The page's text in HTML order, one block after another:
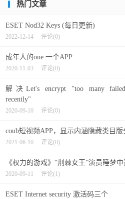
热门文章
ESET Nod32 Keys (每日更新)
2022-12-14 评论(0)
成年人的one 一个APP
2020-11-03 评论(0)
解决Let's encrypt "too many failed
recently"
2020-09-10 评论(0)
coub短视频APP，显示内涵隐藏类目版
2021-06-10 评论(0)
《权力的游戏》“荆棘女王”演员睡梦
2020-09-11 评论(1)
ESET Internet security 激活码三个